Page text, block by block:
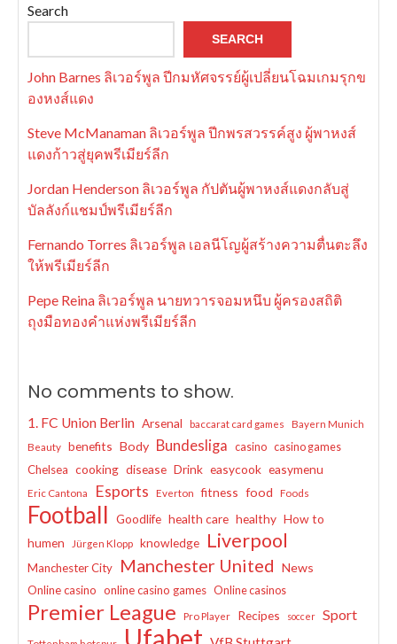
Search
SEARCH
John Barnes ลิเวอร์พูล ปีกมหัศจรรย์ผู้เปลี่ยนโฉมเกมรุกข
องหงส์แดง
Steve McManaman ลิเวอร์พูล ปีกพรสวรรค์สูง ผู้พาหงส์
แดงก้าวสู่ยุคพรีเมียร์ลีก
Jordan Henderson ลิเวอร์พูล กัปตันผู้พาหงส์แดงกลับสู่
บัลลังก์แชมป์พรีเมียร์ลีก
Fernando Torres ลิเวอร์พูล เอลนีโญผู้สร้างความตื่นตะลึง
ให้พรีเมียร์ลีก
Pepe Reina ลิเวอร์พูล นายทวารจอมหนึบ ผู้ครองสถิติ
ถุงมือทองคำแห่งพรีเมียร์ลีก
No comments to show.
1. FC Union Berlin Arsenal baccarat card games
Bayern Munich
Beauty
benefits Body Bundesliga casino casino games
Chelsea cooking disease Drink easycook easymenu
Eric Cantona Esports Everton fitness food Foods
Football Goodlife health care healthy How to
humen
Jürgen Klopp knowledge Liverpool
Manchester City Manchester United News
Online casino online casino games Online casinos
Premier League Pro Player Recipes soccer Sport
Ufabet